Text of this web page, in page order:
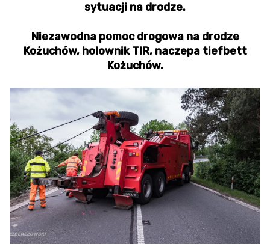
sytuacji na drodze.
Niezawodna pomoc drogowa na drodze
Kożuchów, holownik TIR, naczepa tiefbett
Kożuchów.